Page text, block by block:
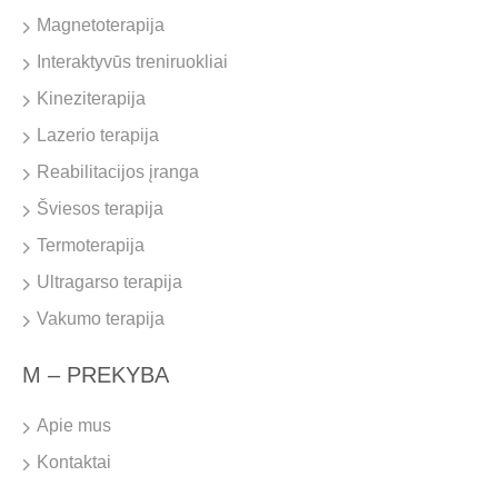
Magnetoterapija
Interaktyvūs treniruokliai
Kineziterapija
Lazerio terapija
Reabilitacijos įranga
Šviesos terapija
Termoterapija
Ultragarso terapija
Vakumo terapija
M – PREKYBA
Apie mus
Kontaktai